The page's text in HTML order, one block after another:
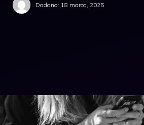
Dodano: 18 marca, 2025